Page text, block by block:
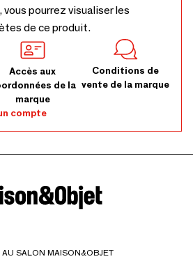
pourrez visualiser les
de ce produit.
Accès aux
de la
marque
Conditions de
vente de la marque
compte
AU SALON MAISON&OBJET